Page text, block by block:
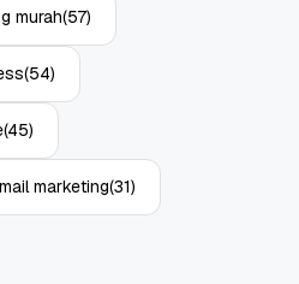
murah(57)
(54)
(45)
marketing(31)